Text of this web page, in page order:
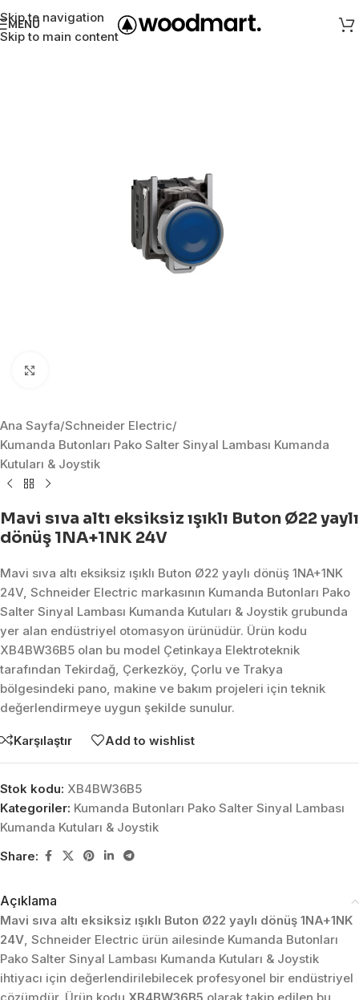
Skip to navigation
Skip to main content
MENÜ
Ana Sayfa/Schneider Electric/
Kumanda Butonları Pako Salter Sinyal Lambası Kumanda
Kutuları & Joystik
Mavi sıva altı eksiksiz ışıklı Buton Ø22 yaylı
dönüş 1NA+1NK 24V
Mavi sıva altı eksiksiz ışıklı Buton Ø22 yaylı dönüş 1NA+1NK
24V, Schneider Electric markasının Kumanda Butonları Pako
Salter Sinyal Lambası Kumanda Kutuları & Joystik grubunda
yer alan endüstriyel otomasyon ürünüdür. Ürün kodu
XB4BW36B5 olan bu model Çetinkaya Elektroteknik
tarafından Tekirdağ, Çerkezköy, Çorlu ve Trakya
bölgesindeki pano, makine ve bakım projeleri için teknik
değerlendirmeye uygun şekilde sunulur.
Karşılaştır Add to wishlist
Stok kodu: XB4BW36B5
Kategoriler: Kumanda Butonları Pako Salter Sinyal Lambası
Kumanda Kutuları & Joystik
Share:
Açıklama
Mavi sıva altı eksiksiz ışıklı Buton Ø22 yaylı dönüş 1NA+1NK
24V, Schneider Electric ürün ailesinde Kumanda Butonları
Pako Salter Sinyal Lambası Kumanda Kutuları & Joystik
ihtiyacı için değerlendirilebilecek profesyonel bir endüstriyel